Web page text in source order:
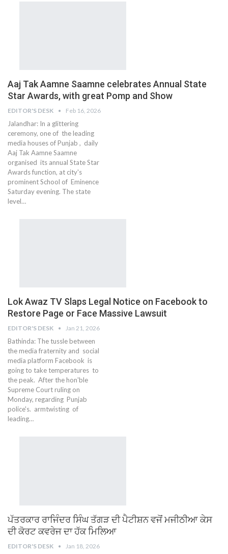
Aaj Tak Aamne Saamne celebrates Annual State
Star Awards, with great Pomp and Show
EDITOR'S DESK Feb 16, 2026
Jalandhar: In a glittering
ceremony, one of the leading
media houses of Punjab , daily
Aaj Tak Aamne Saamne
organised its annual State Star
Awards function, at city's
prominent School of Eminence
Saturday evening. The state
level…
Lok Awaz TV Slaps Legal Notice on Facebook to
Restore Page or Face Massive Lawsuit
EDITOR'S DESK Jan 21, 2026
Bathinda: The tussle between
the media fraternity and social
media platform Facebook is
going to take temperatures to
the peak. After the hon'ble
Supreme Court ruling on
Monday, regarding Punjab
police's. armtwisting of
leading…
ਪੱਤਰਕਾਰ ਰਾਜਿੰਦਰ ਸਿੰਘ ਤੱਗੜ ਦੀ ਪੈਟੀਸ਼ਨ ਵਜੋਂ ਮਜੀਠੀਆ ਕੇਸ
ਦੀ ਕੋਰਟ ਕਵਰੇਜ ਦਾ ਹੱਕ ਮਿਲਿਆ
EDITOR'S DESK Jan 18, 2026